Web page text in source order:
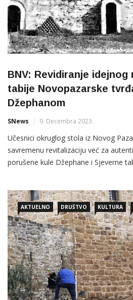
BNV: Revidiranje idejnog
tabije Novopazarske
Džephanom
SNews 9. Decembra 2023.
Učesnici okruglog stola iz Novog
savremenu revitalizaciju već za
porušene kule Džephane i Sjeverne
AKTUELNO DRUŠTVO KULTURA